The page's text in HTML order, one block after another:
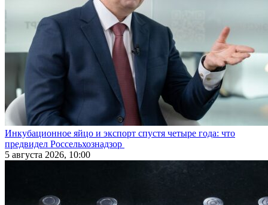
Инкубационное яйцо и экспорт спустя четыре года: что
предвидел Россельхознадзор
5 августа 2026, 10:00